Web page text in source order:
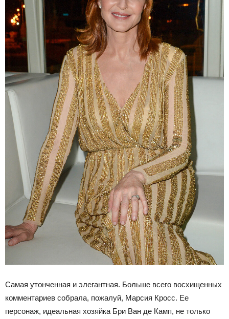
Самая утонченная и элегантная. Больше всего восхищенных
комментариев собрала, пожалуй, Марсия Кросс. Ее
персонаж, идеальная хозяйка Бри Ван де Камп, не только